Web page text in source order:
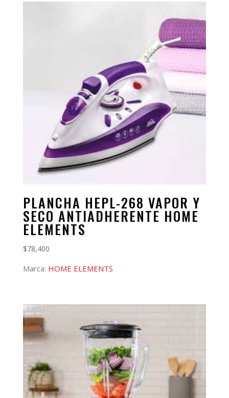
PLANCHA HEPL-268 VAPOR Y
SECO ANTIADHERENTE HOME
ELEMENTS
$78,400
Marca: HOME ELEMENTS